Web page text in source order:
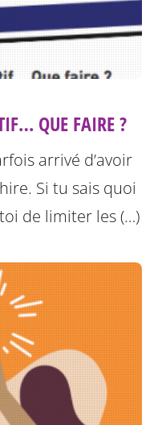
QUE FAIRE ?
arrivé d’avoir
Si tu sais quoi
de limiter les (…)